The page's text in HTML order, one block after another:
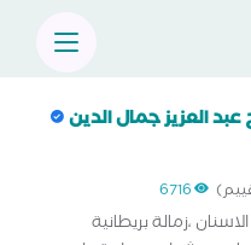
العزيز جمال الدين
6716
،زمالة بريطانية